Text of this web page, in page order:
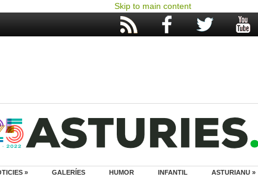
Skip to main content
» GALERÍES HUMOR INFANTIL ASTURIANU »